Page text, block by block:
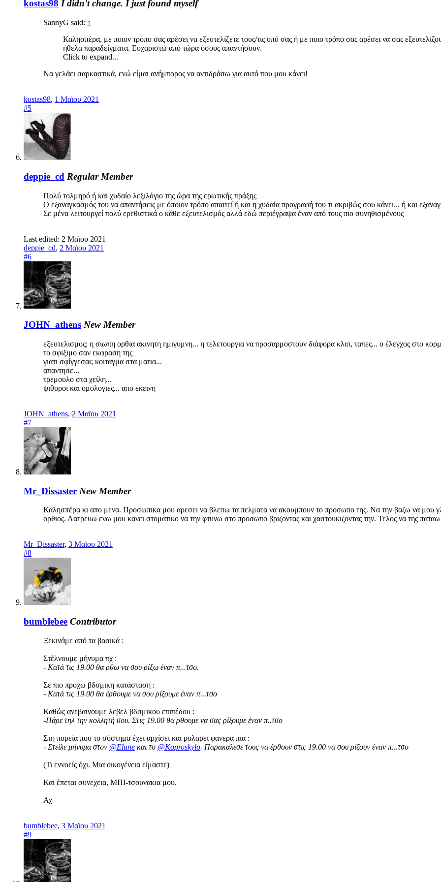
kostas98 I didn't change. I just found myself
SannyG said: ↑
Καλησπέρα, με ποιον τρόπο σας αρέσει να εξευτελίζετε τους/τις υπό σας ή με ποιο τρόπο σας αρέσει να σας
ήθελα παραδείγματα. Ευχαριστώ από τώρα όσους απαντήσουν.
Click to expand...
Να γελάει σαρκαστικά, ενώ είμαι ανήμπορος να αντιδράσω για αυτό που μου κάνει!
kostas98, 1 Μαϊου 2021
#5
deppie_cd Regular Member
Πολύ τολμηρό ή και χυδαίο λεξιλόγιο της ώρα της ερωτικής πράξης
Ο εξαναγκασμός του να απαντήσεις με όποιον τρόπο απαιτεί ή και η χυδαία προγραφή του τι ακριβώς σου κάνει... ή και
Σε μένα λειτουργεί πολύ ερεθιστικά ο κάθε εξευτελισμός αλλά εδώ περιέγραψα έναν από τους πιο συνηθισμένους
Last edited: 2 Μαϊου 2021
deppie_cd, 2 Μαϊου 2021
#6
JOHN_athens New Member
εξευτελισμος; η σιωπη ορθια ακινητη ημιγυμνη... η τελετουργια να προσαρμοστουν διάφορα κλιπ, ταπες... ο έλεγχος στο
το σφιξιμο σαν εκφραση της
γιατι σφίγγεσαι; κοιταγμα στα ματια...
απαντησε...
τρεμουλο στα χείλη...
ψιθυροι και ομολογιες... απο εκεινη
JOHN_athens, 2 Μαϊου 2021
#7
Mr_Dissaster New Member
Καλησπέρα κι απο μενα. Προσωπικα μου αρεσει να βλεπω τα πελματα να ακουμπουν το προσωπο της. Να την βαζω να μου
ορθιος. Λατρευω ενω μου κανει στοματικο να την φτυνω στο προσωπο βριζοντας και χαστουκιζοντας την. Τελος να της
Mr_Dissaster, 3 Μαϊου 2021
#8
bumblebee Contributor
Ξεκινάμε από τα βασικά :
Στέλνουμε μήνυμα πχ :
- Κατά τις 19.00 θα ρθω να σου ρίξω έναν π...τσο.
Σε πιο προχω βδσμικη κατάσταση :
- Κατά τις 19.00 θα έρθουμε να σου ρίξουμε έναν π...τσο
Καθώς ανεβαινουμε λεβελ βδσμικου επιπέδου :
-Πάρε τηλ την κολλητή σου. Στις 19.00 θα ρθουμε να σας ρίξουμε έναν π..τσο
Στη πορεία που το σύστημα έχει αρχίσει και ρολαρει φανερα πια :
- Στείλε μήνυμα στον @Elune και το @Koproskylo. Παρακαλεσε τους να έρθουν στις 19.00 να σου ρίξουν έναν π...τσο
(Τι εννοείς όχι. Μια οικογένεια είμαστε)
Και έπεται συνεχεια, ΜΠΙ-τσουνακια μου.
Αχ
bumblebee, 3 Μαϊου 2021
#9